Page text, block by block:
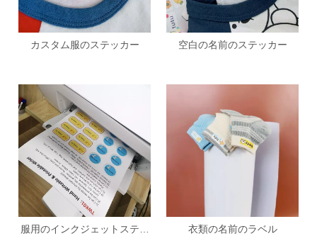
カスタム服のステッカー 空白の名前のステッカー
服用のインクジェットステッ
衣類の名前のラベル